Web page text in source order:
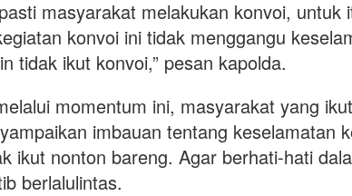
masyarakat melakukan konvoi, untuk
konvoi ini tidak menggangu
tidak ikut konvoi,” pesan kapolda.
momentum ini, masyarakat yang
imbauan tentang keselamatan
ikut nonton bareng. Agar berhati-hati
berlalulintas.